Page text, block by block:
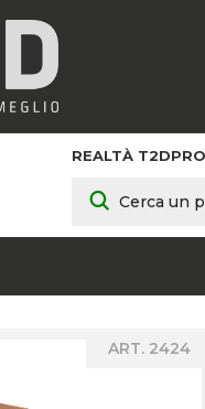
REALTÀ T2D
ART. 2424